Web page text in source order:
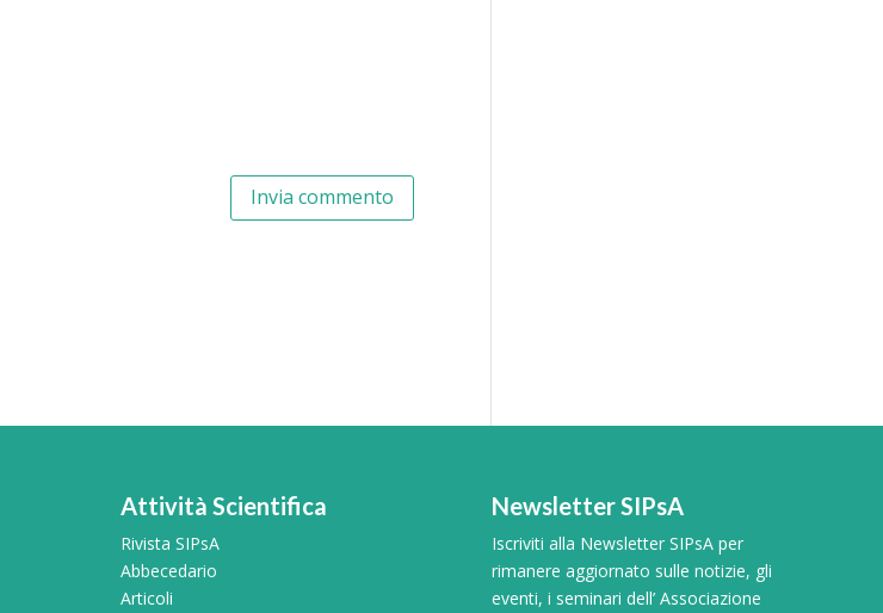
Attività Scientifica
Rivista SIPsA
Abbecedario
Articoli
Newsletter SIPsA
Iscriviti alla Newsletter SIPsA per
rimanere aggiornato sulle notizie, gli
eventi, i seminari dell’ Associazione